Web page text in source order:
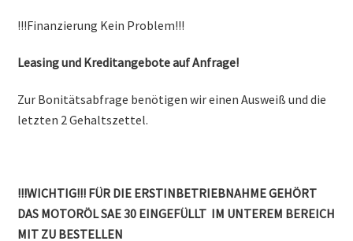
!!!Finanzierung Kein Problem!!!
Leasing und Kreditangebote auf Anfrage!
Zur Bonitätsabfrage benötigen wir einen Ausweiß und die
letzten 2 Gehaltszettel.
!!!WICHTIG!!! FÜR DIE ERSTINBETRIEBNAHME GEHÖRT
DAS MOTORÖLSAE 30 EINGEFÜLLT IM UNTEREM BEREICH
MIT ZU BESTELLEN